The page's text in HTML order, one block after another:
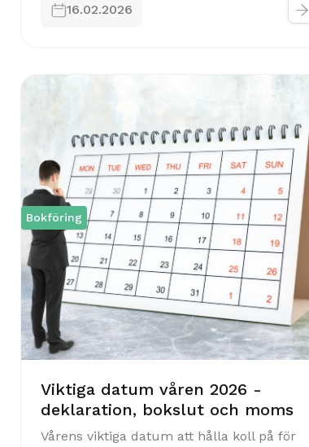
16.02.2026 
Bokföring
Viktiga datum våren 2026 -
deklaration, bokslut och moms
Vårens viktiga datum att hålla koll på för